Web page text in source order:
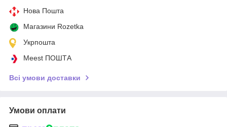
Нова Пошта
Магазини Rozetka
Укрпошта
Meest ПОШТА
Всі умови доставки
Умови оплати